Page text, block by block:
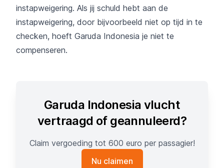
instapweigering. Als jij schuld hebt aan de
instapweigering, door bijvoorbeeld niet op tijd in te
checken, hoeft Garuda Indonesia je niet te
compenseren.
Garuda Indonesia vlucht
vertraagd of geannuleerd?
Claim vergoeding tot 600 euro per passagier!
Nu claimen